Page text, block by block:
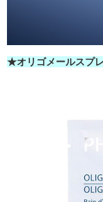
★オリゴメールスプ